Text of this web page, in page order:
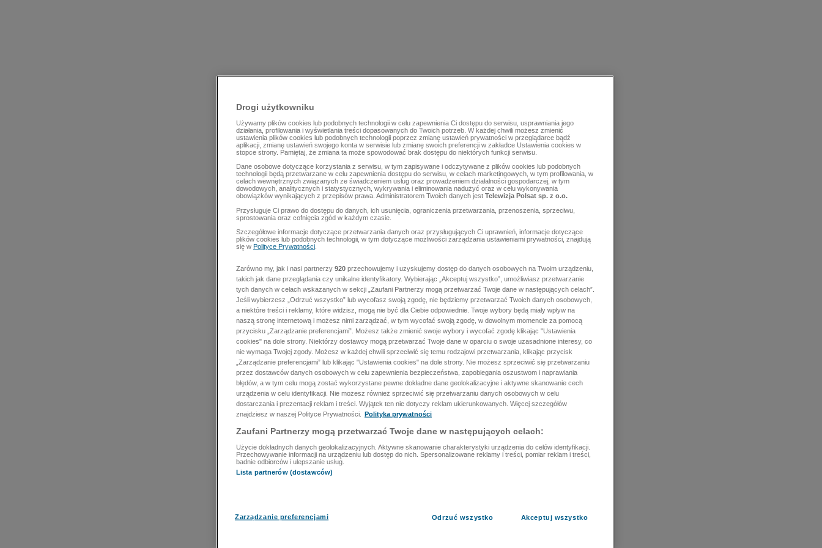
Drogi użytkowniku
Używamy plików cookies lub podobnych technologii w celu zapewnienia Ci dostępu do serwisu, usprawniania jego
działania, profilowania i wyświetlania treści dopasowanych do Twoich potrzeb. W każdej chwili możesz zmienić
ustawienia plików cookies lub podobnych technologii poprzez zmianę ustawień prywatności w przeglądarce bądź
aplikacji, zmianę ustawień swojego konta w serwisie lub zmianę swoich preferencji w zakładce Ustawienia cookies w
stopce strony. Pamiętaj, że zmiana ta może spowodować brak dostępu do niektórych funkcji serwisu.
Dane osobowe dotyczące korzystania z serwisu, w tym zapisywane i odczytywane z plików cookies lub podobnych
technologii będą przetwarzane w celu zapewnienia dostępu do serwisu, w celach marketingowych, w tym profilowania, w
celach wewnętrznych związanych ze świadczeniem usług oraz prowadzeniem działalności gospodarczej, w tym
dowodowych, analitycznych i statystycznych, wykrywania i eliminowania nadużyć oraz w celu wykonywania
obowiązków wynikających z przepisów prawa. Administratorem Twoich danych jest Telewizja Polsat sp. z o.o.
Przysługuje Ci prawo do dostępu do danych, ich usunięcia, ograniczenia przetwarzania, przenoszenia, sprzeciwu,
sprostowania oraz cofnięcia zgód w każdym czasie.
Szczegółowe informacje dotyczące przetwarzania danych oraz przysługujących Ci uprawnień, informacje dotyczące
plików cookies lub podobnych technologii, w tym dotyczące możliwości zarządzania ustawieniami prywatności, znajdują
się w Polityce Prywatności
Zarówno my, jak i nasi partnerzy 920 przechowujemy i uzyskujemy dostęp do danych osobowych na Twoim urządzeniu,
takich jak dane przeglądania czy unikalne identyfikatory. Wybierając „Akceptuj wszystko”, umożliwiasz przetwarzanie
tych danych w celach wskazanych w sekcji „Zaufani Partnerzy mogą przetwarzać Twoje dane w następujących celach”.
Jeśli wybierzesz „Odrzuć wszystko” lub wycofasz swoją zgodę, nie będziemy przetwarzać Twoich danych osobowych,
a niektóre treści i reklamy, które widzisz, mogą nie być dla Ciebie odpowiednie. Twoje wybory będą miały wpływ na
naszą stronę internetową i możesz nimi zarządzać, w tym wycofać swoją zgodę, w dowolnym momencie za pomocą
przycisku „Zarządzanie preferencjami”. Możesz także zmienić swoje wybory i wycofać zgodę klikając "Ustawienia
cookies" na dole strony. Niektórzy dostawcy mogą przetwarzać Twoje dane w oparciu o swoje uzasadnione interesy, co
nie wymaga Twojej zgody. Możesz w każdej chwili sprzeciwić się temu rodzajowi przetwarzania, klikając przycisk
„Zarządzanie preferencjami” lub klikając "Ustawienia cookies" na dole strony. Nie możesz sprzeciwić się przetwarzaniu
przez dostawców danych osobowych w celu zapewnienia bezpieczeństwa, zapobiegania oszustwom i naprawiania
błędów, a w tym celu mogą zostać wykorzystane pewne dokładne dane geolokalizacyjne i aktywne skanowanie cech
urządzenia w celu identyfikacji. Nie możesz również sprzeciwić się przetwarzaniu danych osobowych w celu
dostarczania i prezentacji reklam i treści. Wyjątek ten nie dotyczy reklam ukierunkowanych. Więcej szczegółów
znajdziesz w naszej Polityce Prywatności.
Polityka prywatności
Zaufani Partnerzy mogą przetwarzać Twoje dane w następujących celach:
Użycie dokładnych danych geolokalizacyjnych. Aktywne skanowanie charakterystyki urządzenia do celów identyfikacji.
Przechowywanie informacji na urządzeniu lub dostęp do nich. Spersonalizowane reklamy i treści, pomiar reklam i treści,
badnie odbiorców i ulepszanie usług.
Lista partnerów (dostawców)
Zarządzanie preferencjami Odrzuć wszystko Akceptuj wszystko